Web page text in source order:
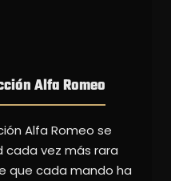
Alfa Romeo
Alfa Romeo se
cada vez más rara
que cada mando ha